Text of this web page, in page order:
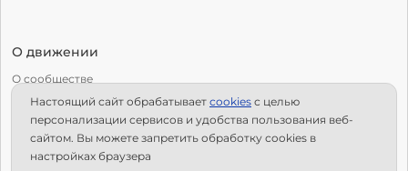
О движении
О сообществе
С чего начать?
Структура Х10
Как стать региональным лидером?
Настоящий сайт обрабатывает сookies с целью
персонализации сервисов и удобства пользования веб-
сайтом. Вы можете запретить обработку сookies в
настройках браузера